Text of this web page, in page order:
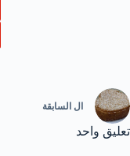
ال السابقة
تعليق واحد